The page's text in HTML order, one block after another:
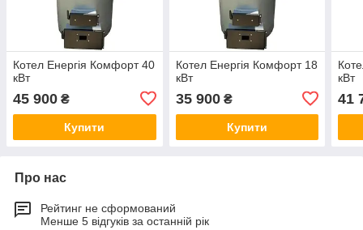
Котел Енергія Комфорт 40
кВт
45 900 ₴
Купити
Котел Енергія Комфорт 18
кВт
35 900₴
Купити
кВт
41
Про нас
Рейтинг не сформований
Менше 5 відгуків за останній рік